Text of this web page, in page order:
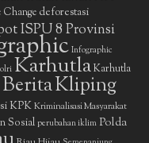
deforestasi
ISPU 8 Provinsi
Infographic
KarhutlaKarhutla
Kliping
KPKKriminalisasi Masyarakat
Sosial perubahan iklim Polda